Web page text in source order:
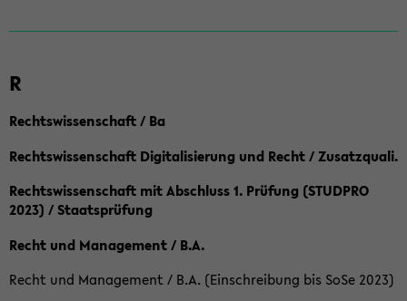
R
Rechtswissenschaft / Ba
Rechtswissenschaft Digitalisierung und Recht / Zusatzquali.
Rechtswissenschaft mit Abschluss 1. Prüfung (STUDPRO
2023) / Staatsprüfung
Recht und Management / B.A.
Recht und Management / B.A. (Einschreibung bis SoSe 2023)